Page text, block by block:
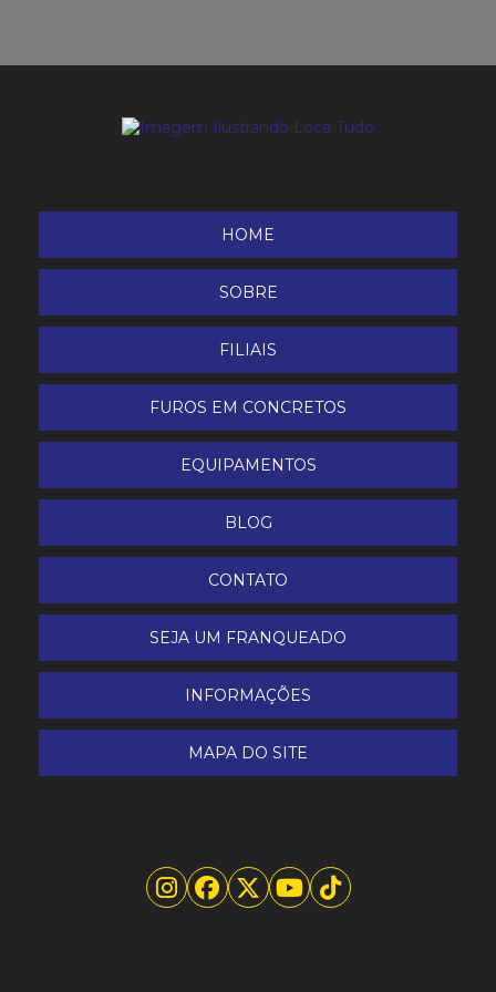
inversora de Solda 250 A
Locação Conjunto de Solda ou Corte Oxi-Acetileno
Máquina de Corte Plasma
Máquina de Solda Inversora ER e TIG
Melhor Borracha líquida do Brasil
Pregador Pneumático
Projetora de Chapisco e Argamassa 4L Inox
Retroescavadeira John Deere modelo 310L 4x2
Riscadeira de Piso 125
HOME
SOBRE
FILIAIS
FUROS EM CONCRETOS
EQUIPAMENTOS
BLOG
CONTATO
SEJA UM FRANQUEADO
INFORMAÇÕES
MAPA DO SITE